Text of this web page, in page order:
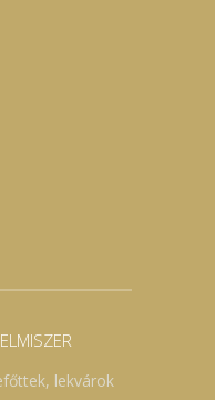
lekvárok